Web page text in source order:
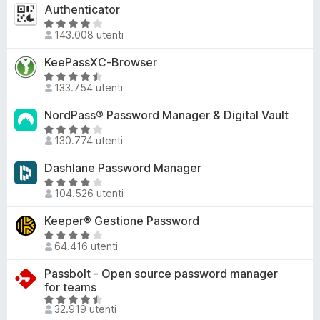
5
7
s
5
t
a
4
8
s
5
u
t
t
a
3
6
s
5
Authenticator
V
a
l
u
t
t
a
4
2
s
5
143.008 utenti
KeePassXC-Browser
V
a
l
u
t
t
a
4
3
s
5
133.754 utenti
NordPass® Password Manager & Digital Vault
V
a
l
u
t
t
a
4
u
5
130.774 utenti
Dashlane Password Manager
V
a
l
u
t
t
a
4
104.526 utenti
Keeper® Gestione Password
V
a
l
u
t
a
64.416 utenti
Passbolt - Open source password manager
for teams
V
a
32.919 utenti